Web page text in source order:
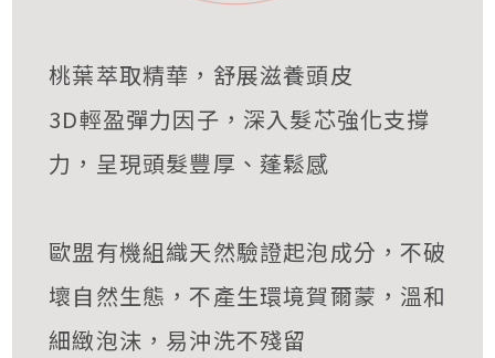
桃葉萃取精華，舒展滋養頭皮
3D輕盈彈力因子，深入髮芯強化支撐
力，呈現頭髮豐厚、蓬鬆感
歐盟有機組織天然驗證起泡成分，不破
壞自然生態，不產生環境賀爾蒙，溫和
細緻泡沫，易沖洗不殘留